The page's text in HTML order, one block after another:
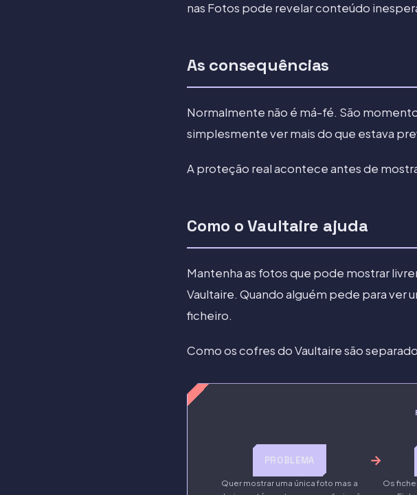
nas Fotos pode revelar conteúdo
As consequências
Normalmente não é má-fé. São
simplesmente ver mais do que estava
A proteção real acontece antes de
Como o Vaultaire ajuda
Mantenha as fotos que pode mostrar
Vaultaire. Quando alguém pede para ver
ficheiro.
Como os cofres do Vaultaire são
PROBLEMA
Quer mostrar uma única foto mas a
→
Os